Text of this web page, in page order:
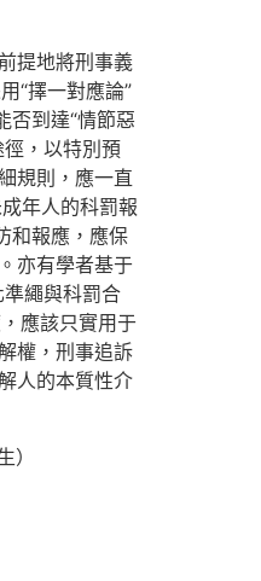
提地將刑事義
“擇一對應論”
否到達“情節惡
，以特別預
規則，應一直
年人的科罰報
和報應，應保
亦有學者基于
繩與科罰合
應該只實用于
權，刑事追訴
人的本質性介
）